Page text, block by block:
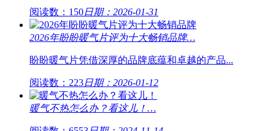
阅读数：150日期：2026-01-31
2026年盼盼暖气片评为十大畅销品牌…
盼盼暖气片凭借深厚的品牌底蕴和卓越的产品...
阅读数：223日期：2026-01-12
暖气不热怎么办？看这儿！…